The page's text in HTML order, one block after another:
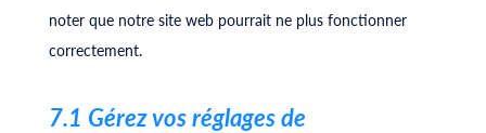
noter que notre site web pourrait ne plus fonctionner
correctement.
7.1 Gérez vos réglages de